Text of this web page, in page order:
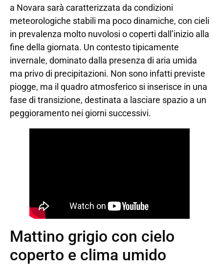
a Novara sarà caratterizzata da condizioni
meteorologiche stabili ma poco dinamiche, con cieli
in prevalenza molto nuvolosi o coperti dall’inizio alla
fine della giornata. Un contesto tipicamente
invernale, dominato dalla presenza di aria umida
ma privo di precipitazioni. Non sono infatti previste
piogge, ma il quadro atmosferico si inserisce in una
fase di transizione, destinata a lasciare spazio a un
peggioramento nei giorni successivi.
Mattino grigio con cielo
coperto e clima umido